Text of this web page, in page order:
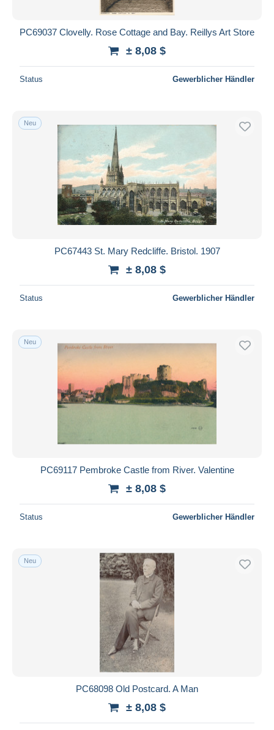
PC69037 Clovelly. Rose Cottage and Bay. Reillys Art Store
± 8,08 $
Status Gewerblicher Händler
Neu
PC67443 St. Mary Redcliffe. Bristol. 1907
± 8,08 $
Status Gewerblicher Händler
Neu
PC69117 Pembroke Castle from River. Valentine
± 8,08 $
Status Gewerblicher Händler
Neu
PC68098 Old Postcard. A Man
± 8,08 $